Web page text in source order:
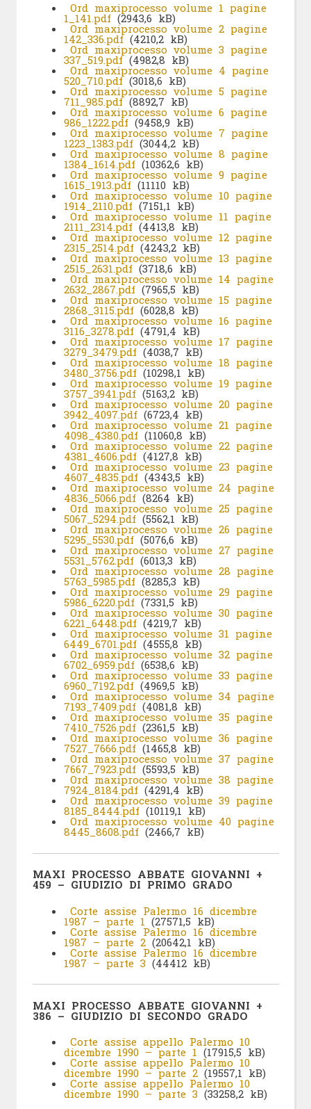
Ord maxiprocesso volume 1 pagine
1_141.pdf(2943,6 kB)
Ord maxiprocesso volume 2 pagine
142_336.pdf(4210,2 kB)
Ord maxiprocesso volume 3 pagine
337_519.pdf(4982,8 kB)
Ord maxiprocesso volume 4 pagine
520_710.pdf(3018,6 kB)
Ord maxiprocesso volume 5 pagine
711_985.pdf(8892,7 kB)
Ord maxiprocesso volume 6 pagine
986_1222.pdf(9458,9 kB)
Ord maxiprocesso volume 7 pagine
1223_1383.pdf(3044,2 kB)
Ord maxiprocesso volume 8 pagine
1384_1614.pdf(10362,6 kB)
Ord maxiprocesso volume 9 pagine
1615_1913.pdf(11110 kB)
Ord maxiprocesso volume 10 pagine
1914_2110.pdf(7151,1 kB)
Ord maxiprocesso volume 11 pagine
2111_2314.pdf(4413,8 kB)
Ord maxiprocesso volume 12 pagine
2315_2514.pdf(4243,2 kB)
Ord maxiprocesso volume 13 pagine
2515_2631.pdf(3718,6 kB)
Ord maxiprocesso volume 14 pagine
2632_2867.pdf(7965,5 kB)
Ord maxiprocesso volume 15 pagine
2868_3115.pdf(6028,8 kB)
Ord maxiprocesso volume 16 pagine
3116_3278.pdf(4791,4 kB)
Ord maxiprocesso volume 17 pagine
3279_3479.pdf(4038,7 kB)
Ord maxiprocesso volume 18 pagine
3480_3756.pdf(10298,1 kB)
Ord maxiprocesso volume 19 pagine
3757_3941.pdf(5163,2 kB)
Ord maxiprocesso volume 20 pagine
3942_4097.pdf(6723,4 kB)
Ord maxiprocesso volume 21 pagine
4098_4380.pdf(11060,8 kB)
Ord maxiprocesso volume 22 pagine
4381_4606.pdf(4127,8 kB)
Ord maxiprocesso volume 23 pagine
4607_4835.pdf(4343,5 kB)
Ord maxiprocesso volume 24 pagine
4836_5066.pdf(8264 kB)
Ord maxiprocesso volume 25 pagine
5067_5294.pdf(5562,1 kB)
Ord maxiprocesso volume 26 pagine
5295_5530.pdf(5076,6 kB)
Ord maxiprocesso volume 27 pagine
5531_5762.pdf(6013,3 kB)
Ord maxiprocesso volume 28 pagine
5763_5985.pdf(8285,3 kB)
Ord maxiprocesso volume 29 pagine
5986_6220.pdf(7331,5 kB)
Ord maxiprocesso volume 30 pagine
6221_6448.pdf(4219,7 kB)
Ord maxiprocesso volume 31 pagine
6449_6701.pdf(4555,8 kB)
Ord maxiprocesso volume 32 pagine
6702_6959.pdf(6538,6 kB)
Ord maxiprocesso volume 33 pagine
6960_7192.pdf(4969,5 kB)
Ord maxiprocesso volume 34 pagine
7193_7409.pdf(4081,8 kB)
Ord maxiprocesso volume 35 pagine
7410_7526.pdf(2361,5 kB)
Ord maxiprocesso volume 36 pagine
7527_7666.pdf(1465,8 kB)
Ord maxiprocesso volume 37 pagine
7667_7923.pdf(5593,5 kB)
Ord maxiprocesso volume 38 pagine
7924_8184.pdf(4291,4 kB)
Ord maxiprocesso volume 39 pagine
8185_8444.pdf(10119,1 kB)
Ord maxiprocesso volume 40 pagine
8445_8608.pdf(2466,7 kB)
MAXI PROCESSO ABBATE GIOVANNI +
459 – GIUDIZIO DI PRIMO GRADO
Corte assise Palermo 16 dicembre
1987 – parte 1 (27571,5 kB)
Corte assise Palermo 16 dicembre
1987 – parte 2(20642,1 kB)
Corte assise Palermo 16 dicembre
1987 – parte 3 (44412 kB)
MAXI PROCESSO ABBATE GIOVANNI +
386 – GIUDIZIO DI SECONDO GRADO
Corte assise appello Palermo 10
dicembre 1990 – parte 1 (17915,5 kB)
Corte assise appello Palermo 10
dicembre 1990 – parte 2(19557,1 kB)
Corte assise appello Palermo 10
dicembre 1990 – parte 3 (33258,2 kB)